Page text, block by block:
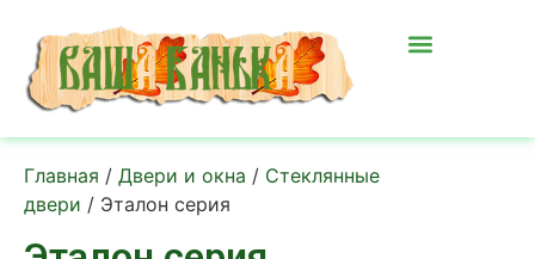
Главная / Двери и окна / Стеклянные
двери / Эталон серия